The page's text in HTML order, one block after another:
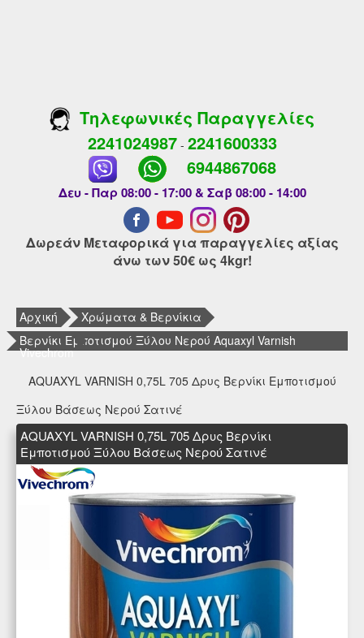
Τηλεφωνικές Παραγγελίες
2241024987- 2241600333
6944867068
Δευ - Παρ 08:00 - 17:00 & Σαβ 08:00 - 14:00
Δωρεάν Μεταφορικά για παραγγελίες αξίας
άνω των 50€ ως 4kgr!
Αρχική
Χρώματα & Βερνίκια
Βερνίκι Εμποτισμού Ξύλου Νερού Aquaxyl Varnish
Vivechrom
AQUAXYL VARNISH 0,75L 705 Δρυς Βερνίκι Εμποτισμού
Ξύλου Βάσεως Νερού Σατινέ
AQUAXYL VARNISH 0,75L 705 Δρυς Βερνίκι
Εμποτισμού Ξύλου Βάσεως Νερού Σατινέ